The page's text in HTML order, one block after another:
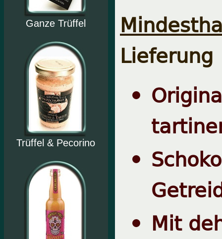
Ganze Trüffel
Trüffel & Pecorino
Lieferung
Mit